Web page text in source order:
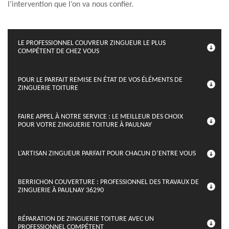
l’intervention que l’on va nous confier.
LE PROFESSIONNEL COUVREUR ZINGUEUR LE PLUS
COMPÉTENT DE CHEZ VOUS
POUR LE PARFAIT REMISE EN ÉTAT DE VOS ÉLÉMENTS DE
ZINGUERIE TOITURE
FAIRE APPEL À NOTRE SERVICE : LE MEILLEUR DES CHOIX
POUR VOTRE ZINGUERIE TOITURE À PAULNAY
L’ARTISAN ZINGUEUR PARFAIT POUR CHACUN D’ENTRE VOUS
BERRICHON COUVERTURE : PROFESSIONNEL DES TRAVAUX DE
ZINGUERIE À PAULNAY 36290
RÉPARATION DE ZINGUERIE TOITURE AVEC UN
PROFESSIONNEL COMPÉTENT